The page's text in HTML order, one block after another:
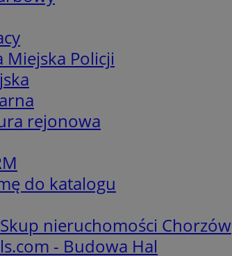
Miejska Policji
rejonowa
do katalogu
nieruchomości Chorzów
- Budowa Hal